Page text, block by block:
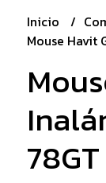
Inicio
Mouse Havit
78GT